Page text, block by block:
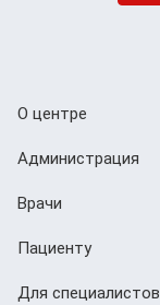
О центре
Администрация
Врачи
Пациенту
Для специалистов